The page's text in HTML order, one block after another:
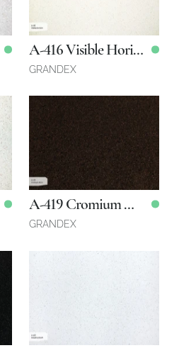
A-416 Visible Horizon
GRANDEX
3680 x 760 x 12 мм
A-419 Cromium Atom
GRANDEX
3680 x 760 x 12 мм
3680 x 760 x 12 мм